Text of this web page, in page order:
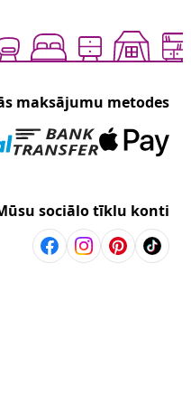
maksājumu metodes
sociālo tīklu konti